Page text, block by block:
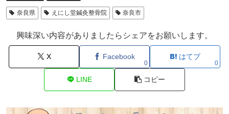
奈良県 えにし堂鍼灸整骨院 奈良市
興味深い内容がありましたらシェアをお願いします。
X Facebook
0
はてブ
0
LINE コピー